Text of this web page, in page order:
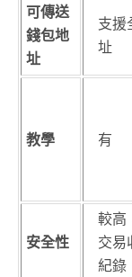
可傳送
錢包地
址
支援
址
教學 有
安全性
較高
交易
紀錄